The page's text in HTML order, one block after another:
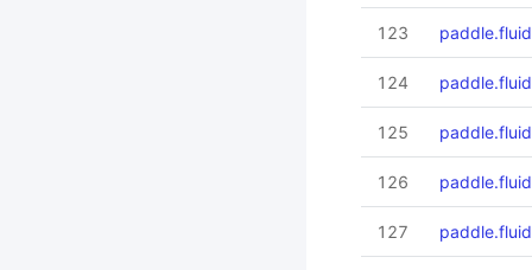
123
124
125
126
127